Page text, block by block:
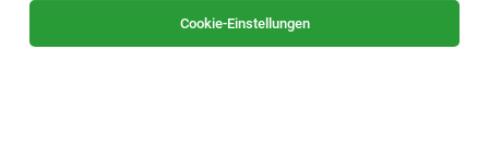
Cookie-Einstellungen